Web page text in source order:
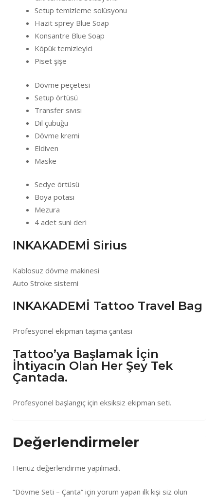
Setup temizleme solüsyonu
Hazit sprey Blue Soap
Konsantre Blue Soap
Köpük temizleyici
Piset şişe
Dövme peçetesi
Setup örtüsü
Transfer sıvısı
Dil çubuğu
Dövme kremi
Eldiven
Maske
Sedye örtüsü
Boya potası
Mezura
4 adet suni deri
INKAKADEMİ Sirius
Kablosuz dövme makinesi
Auto Stroke sistemi
INKAKADEMİ Tattoo Travel Bag
Profesyonel ekipman taşıma çantası
Tattoo’ya Başlamak İçin
İhtiyacın Olan Her Şey Tek
Çantada.
Profesyonel başlangıç için eksiksiz ekipman seti.
Değerlendirmeler
Henüz değerlendirme yapılmadı.
“Dövme Seti – Çanta” için yorum yapan ilk kişi siz olun